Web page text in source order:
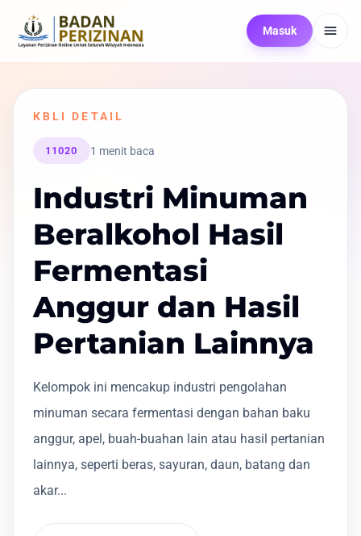
Masuk
KBLI DETAIL
11020 1 menit baca
Industri Minuman
Beralkohol Hasil
Fermentasi
Anggur dan Hasil
Pertanian Lainnya
Kelompok ini mencakup industri pengolahan
minuman secara fermentasi dengan bahan baku
anggur, apel, buah-buahan lain atau hasil pertanian
lainnya, seperti beras, sayuran, daun, batang dan
akar...